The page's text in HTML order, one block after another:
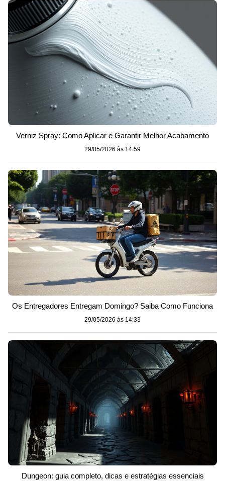
Verniz Spray: Como Aplicar e Garantir Melhor Acabamento
29/05/2026 às 14:59
Os Entregadores Entregam Domingo? Saiba Como Funciona
29/05/2026 às 14:33
Dungeon: guia completo, dicas e estratégias essenciais